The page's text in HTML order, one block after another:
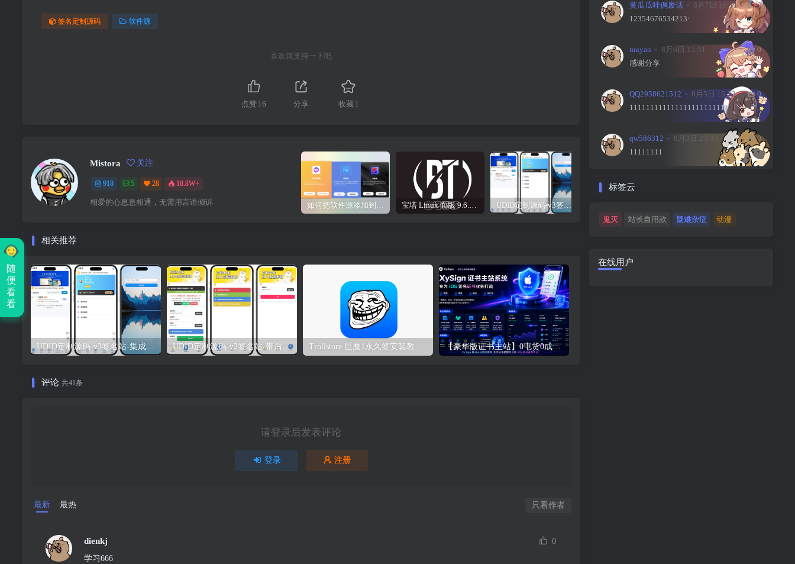
签名定制源码 软件源
喜欢就支持一下吧
点赞 16 分享 收藏 1
Mistora 关注
918 5 28 18.8W+
相爱的心息息相通，无需用言语倾诉 UDID定制源码-v3签名站-集成“软件源”功能以及支持上传“免费证书”自签
相关推荐
UDID定制源码-v2签名站-带后台可上传IPA包 【豪华版证书主站】0屯货0成本二开稳定版证书主站系统，可自定义对接任意证书站！
评论 共41条
请登录后发表评论
登录 注册
最新 最热 只看作者
dienkj 0
学习666
黄瓜瓜哇偶废话 8月7日 16:11
0
12354676534213·
muyan 8月6日 15:51
0
感谢分享
QQ2958621512 8月5日 15:23
0
111111111111111111111111
qw586312 8月3日 23:33
0
11111111
标签云
鬼灭 站长自用款 疑难杂症 动漫
在线用户
随
便
看
看